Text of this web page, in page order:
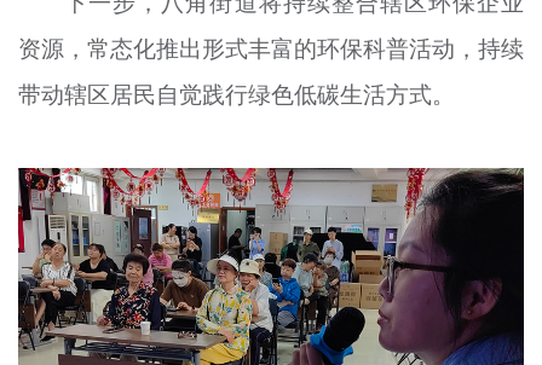
资源，常态化推出形式丰富的环保科普活动，持续
带动辖区居民自觉践行绿色低碳生活方式。